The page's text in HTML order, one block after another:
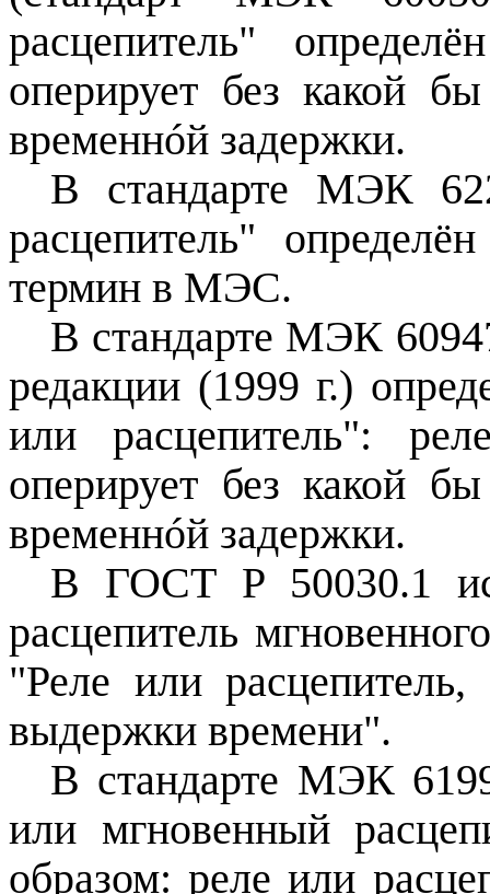
расцепитель"
оперирует без какой
временнóй задержки.
В стандарте МЭК
расцепитель"
термин в МЭС.
В стандарте МЭК
редакции (1999 г.)
или расцепитель":
оперирует без какой
временнóй задержки.
В ГОСТ Р 50030.1
расцепитель
"Реле или
выдержки времени".
В стандарте МЭК
или мгновенный
образом: реле или